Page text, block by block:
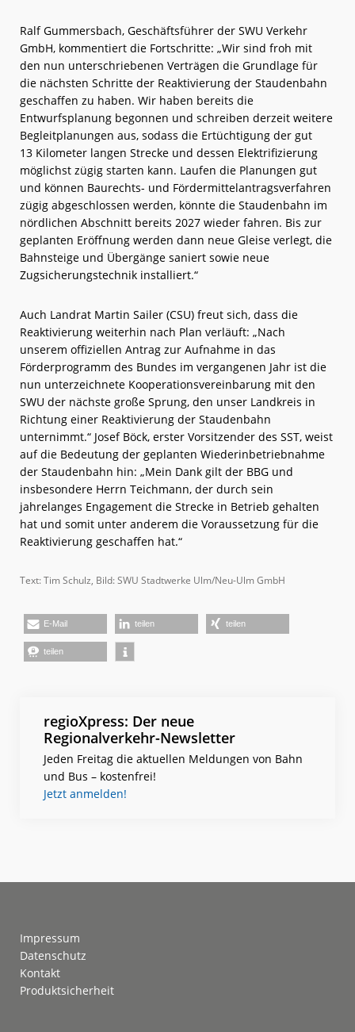
Ralf Gummersbach, Geschäftsführer der SWU Verkehr
GmbH, kommentiert die Fortschritte: „Wir sind froh mit
den nun unterschriebenen Verträgen die Grundlage für
die nächsten Schritte der Reaktivierung der Staudenbahn
geschaffen zu haben. Wir haben bereits die
Entwurfsplanung begonnen und schreiben derzeit weitere
Begleitplanungen aus, sodass die Ertüchtigung der gut
13 Kilometer langen Strecke und dessen Elektrifizierung
möglichst zügig starten kann. Laufen die Planungen gut
und können Baurechts- und Fördermittelantragsverfahren
zügig abgeschlossen werden, könnte die Staudenbahn im
nördlichen Abschnitt bereits 2027 wieder fahren. Bis zur
geplanten Eröffnung werden dann neue Gleise verlegt, die
Bahnsteige und Übergänge saniert sowie neue
Zugsicherungstechnik installiert.“
Auch Landrat Martin Sailer (CSU) freut sich, dass die
Reaktivierung weiterhin nach Plan verläuft: „Nach
unserem offiziellen Antrag zur Aufnahme in das
Förderprogramm des Bundes im vergangenen Jahr ist die
nun unterzeichnete Kooperationsvereinbarung mit den
SWU der nächste große Sprung, den unser Landkreis in
Richtung einer Reaktivierung der Staudenbahn
unternimmt.“ Josef Böck, erster Vorsitzender des SST, weist
auf die Bedeutung der geplanten Wiederinbetriebnahme
der Staudenbahn hin: „Mein Dank gilt der BBG und
insbesondere Herrn Teichmann, der durch sein
jahrelanges Engagement die Strecke in Betrieb gehalten
hat und somit unter anderem die Voraussetzung für die
Reaktivierung geschaffen hat.“
Text: Tim Schulz, Bild: SWU Stadtwerke Ulm/Neu-Ulm GmbH
E-Mail teilen teilen
teilen
regioXpress: Der neue
Regionalverkehr-Newsletter
Jeden Freitag die aktuellen Meldungen von Bahn
und Bus – kostenfrei!
Jetzt anmelden!
Impressum
Datenschutz
Kontakt
Produktsicherheit